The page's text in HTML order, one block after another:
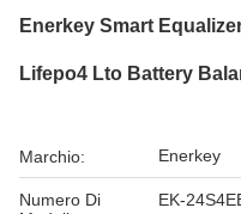
Enerkey Smart
Lifepo4 Lto Battery
Marchio: Enerkey
Numero Di
EK-